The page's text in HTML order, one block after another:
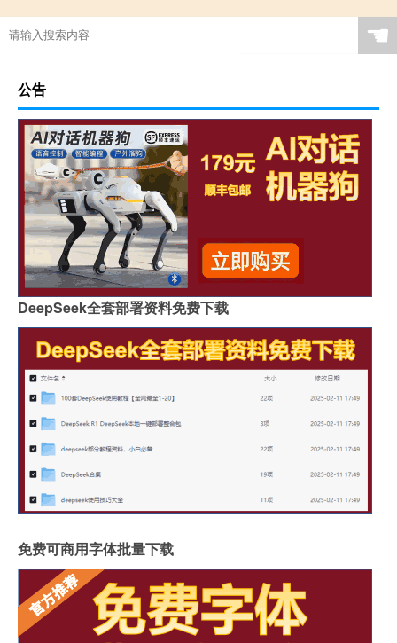
☚
公告
DeepSeek全套部署资料免费下载
免费可商用字体批量下载